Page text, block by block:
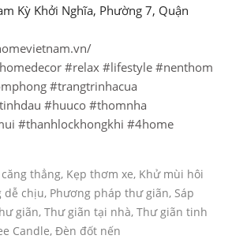
Kỳ Khởi Nghĩa, Phường 7, Quận
#relax #lifestyle #nenthom
#trangtrinhacua
#huuco #thomnha
#thanhlockhongkhi #4home
thẳng, Kẹp thơm xe, Khử mùi hôi
dễ chịu, Phương pháp thư giãn, Sáp
giãn, Thư giãn tại nhà, Thư giãn tinh
Candle, Đèn đốt nến